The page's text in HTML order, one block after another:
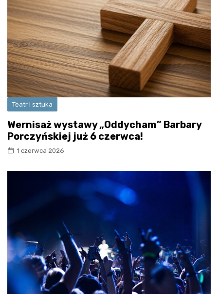
Teatr i sztuka
Wernisaż wystawy „Oddycham” Barbary
Porczyńskiej już 6 czerwca!
1 czerwca 2026